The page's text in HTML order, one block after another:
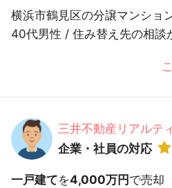
横浜市鶴見区の分譲マンショ
40代男性 / 住み替え先の相談
三井不動産リアルテ
企業・社員の対応
一戸建てを4,000万円 で売却